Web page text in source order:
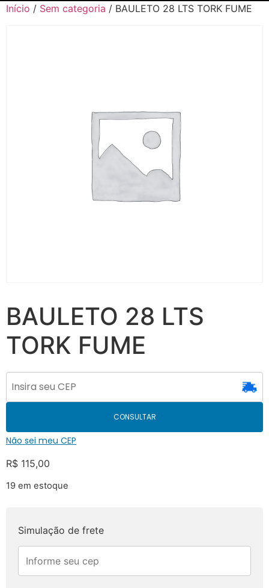
Início / Sem categoria / BAULETO 28 LTS TORK FUME
BAULETO 28 LTS
TORK FUME
CONSULTAR
Não sei meu CEP
R$ 115,00
19 em estoque
Simulação de frete